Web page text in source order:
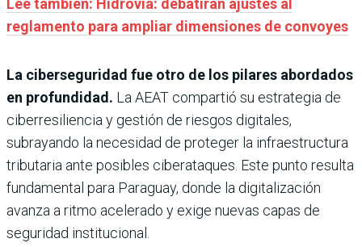
Leé también: Hidrovía: debatirán ajustes al
reglamento para ampliar dimensiones de convoyes
La ciberseguridad fue otro de los pilares abordados
en profundidad. La AEAT compartió su estrategia de
ciberresiliencia y gestión de riesgos digitales,
subrayando la necesidad de proteger la infraestructura
tributaria ante posibles ciberataques. Este punto resulta
fundamental para Paraguay, donde la digitalización
avanza a ritmo acelerado y exige nuevas capas de
seguridad institucional.